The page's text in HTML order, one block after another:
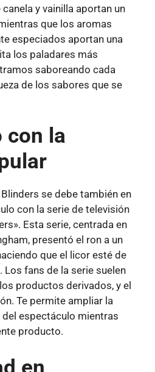
y vainilla aportan un
que los aromas
especiados aportan una
los paladares más
saboreando cada
de los sabores que se
con la
se debe también en
con la serie de televisión
Esta serie, centrada en
presentó el ron a un
que el licor esté de
Los fans de la serie suelen
productos derivados, y el
Te permite ampliar la
espectáculo mientras
producto.